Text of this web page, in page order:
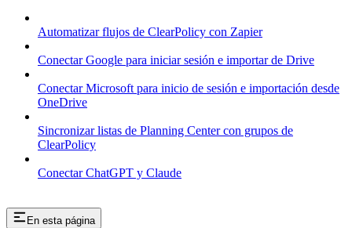
Automatizar flujos de ClearPolicy con Zapier
Conectar Google para iniciar sesión e importar de Drive
Conectar Microsoft para inicio de sesión e importación desde
OneDrive
Sincronizar listas de Planning Center con grupos de
ClearPolicy
Conectar ChatGPT y Claude
En esta página